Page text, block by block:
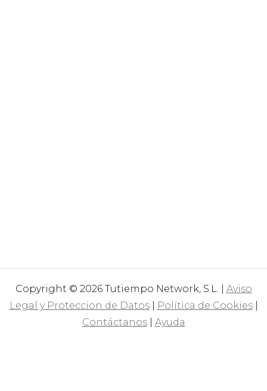
Copyright © 2026 Tutiempo Network, S.L. | Aviso
Legal y Proteccion de Datos| Política de Cookies|
Contáctanos| Ayuda